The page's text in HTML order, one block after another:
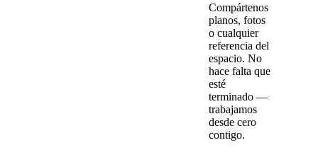
Compártenos
planos, fotos
o cualquier
referencia del
espacio. No
hace falta que
esté
terminado —
trabajamos
desde cero
contigo.